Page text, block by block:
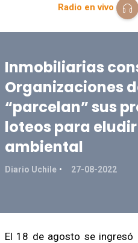
Radio en vivo
Inmobiliarias
Organizaciones
“parcelan” sus
loteos para
ambiental
Diario Uchile 27-08-2022
El 18 de agosto se